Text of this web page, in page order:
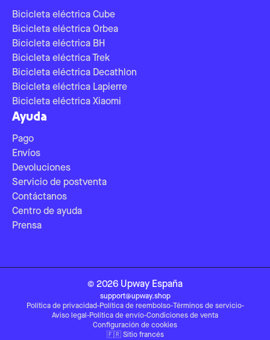
Bicicleta eléctrica Cube
Bicicleta eléctrica Orbea
Bicicleta eléctrica BH
Bicicleta eléctrica Trek
Bicicleta eléctrica Decathlon
Bicicleta eléctrica Lapierre
Bicicleta eléctrica Xiaomi
Ayuda
Pago
Envíos
Devoluciones
Servicio de postventa
Contáctanos
Centro de ayuda
Prensa
© 2026 Upway España
support@upway.shop
Política de privacidad-Política de reembolso-Términos de servicio-
Aviso legal -Política de envío-Condiciones de venta
Configuración de cookies
🇫🇷 Sitio francés